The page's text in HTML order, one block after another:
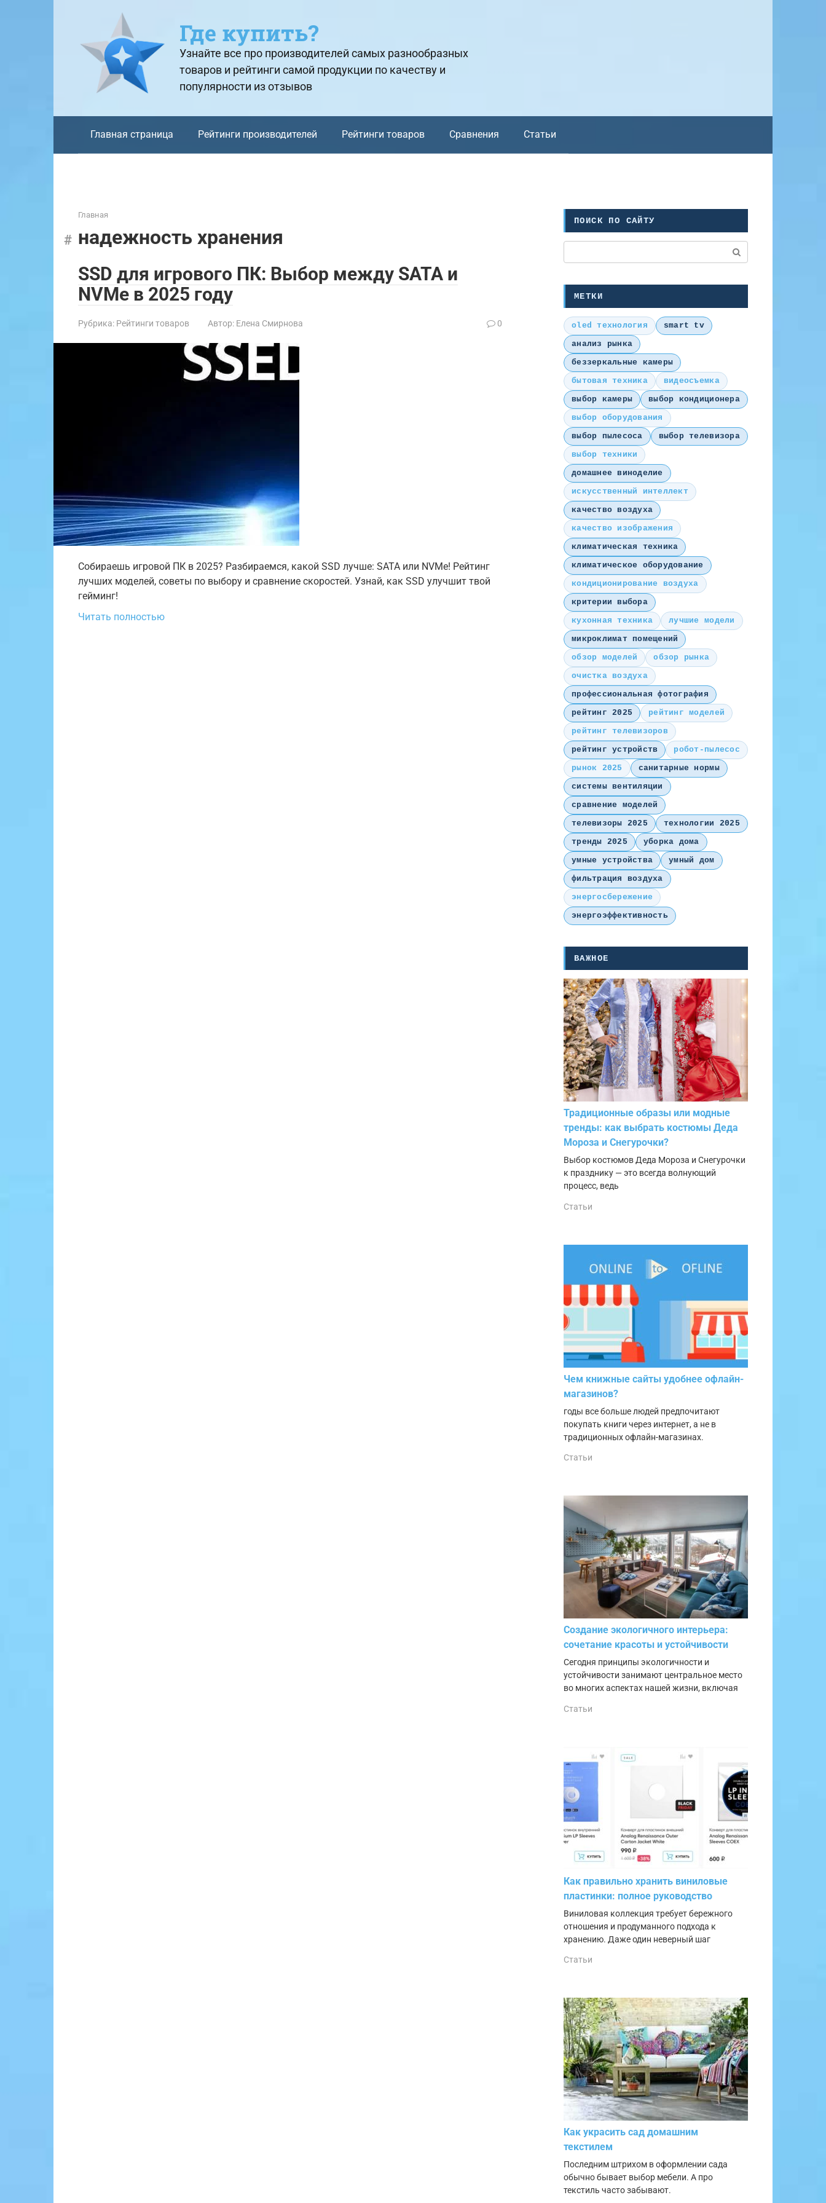
Где купить?
Узнайте все про производителей самых разнообразных
товаров и рейтинги самой продукции по качеству и
популярности из отзывов
Главная страница Рейтинги производителей Рейтинги товаров Сравнения Статьи
Главная
надежность хранения
SSD для игрового ПК: Выбор между SATA и
NVMe в 2025 году
Рубрика: Рейтинги товаров Автор: Елена Смирнова 0
Собираешь игровой ПК в 2025? Разбираемся, какой SSD лучше: SATA или NVMe! Рейтинг
лучших моделей, советы по выбору и сравнение скоростей. Узнай, как SSD улучшит твой
гейминг!
Читать полностью
ПОИСК ПО САЙТУ
МЕТКИ
oled технология
smart tv
анализ рынка
беззеркальные камеры
бытовая техника
видеосъемка
выбор камеры
выбор кондиционера
выбор оборудования
выбор пылесоса
выбор телевизора
выбор техники
домашнее виноделие
искусственный интеллект
качество воздуха
качество изображения
климатическая техника
климатическое оборудование
кондиционирование воздуха
критерии выбора
кухонная техника
лучшие модели
микроклимат помещений
обзор моделей
обзор рынка
очистка воздуха
профессиональная фотография
рейтинг 2025
рейтинг моделей
рейтинг телевизоров
рейтинг устройств
робот-пылесос
рынок 2025
санитарные нормы
системы вентиляции
сравнение моделей
телевизоры 2025
технологии 2025
тренды 2025
уборка дома
умные устройства
умный дом
фильтрация воздуха
энергосбережение
энергоэффективность
ВАЖНОЕ
Традиционные образы или модные
тренды: как выбрать костюмы Деда
Мороза и Снегурочки?
Выбор костюмов Деда Мороза и Снегурочки
к празднику — это всегда волнующий
процесс, ведь
Статьи
Чем книжные сайты удобнее офлайн-
магазинов?
годы все больше людей предпочитают
покупать книги через интернет, а не в
традиционных офлайн-магазинах.
Статьи
Создание экологичного интерьера:
сочетание красоты и устойчивости
Сегодня принципы экологичности и
устойчивости занимают центральное место
во многих аспектах нашей жизни, включая
Статьи
Как правильно хранить виниловые
пластинки: полное руководство
Виниловая коллекция требует бережного
отношения и продуманного подхода к
хранению. Даже один неверный шаг
Статьи
Как украсить сад домашним
текстилем
Последним штрихом в оформлении сада
обычно бывает выбор мебели. А про
текстиль часто забывают.